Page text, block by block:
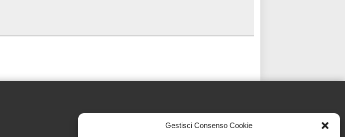
Gestisci Consenso Cookie